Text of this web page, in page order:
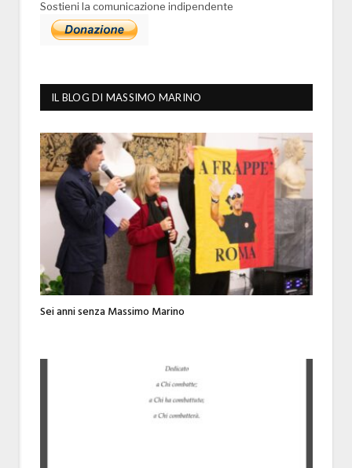
Sostieni la comunicazione indipendente
IL BLOG DI MASSIMO MARINO
Sei anni senza Massimo Marino